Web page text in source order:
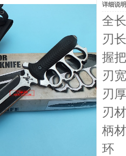
详细说明
全
刃
握
刃
刃
刃
柄
环